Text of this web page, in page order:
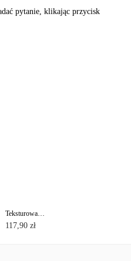
pytanie, klikając przycisk
Teksturowany golf LD 677
117,90 zł